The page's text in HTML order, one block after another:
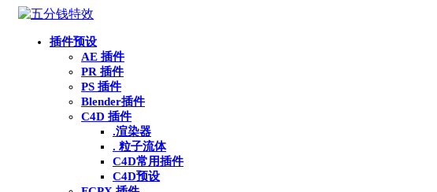
插件预设
AE 插件
PR 插件
PS 插件
Blender插件
C4D 插件
.渲染器
. 粒子流体
C4D常用插件
C4D预设